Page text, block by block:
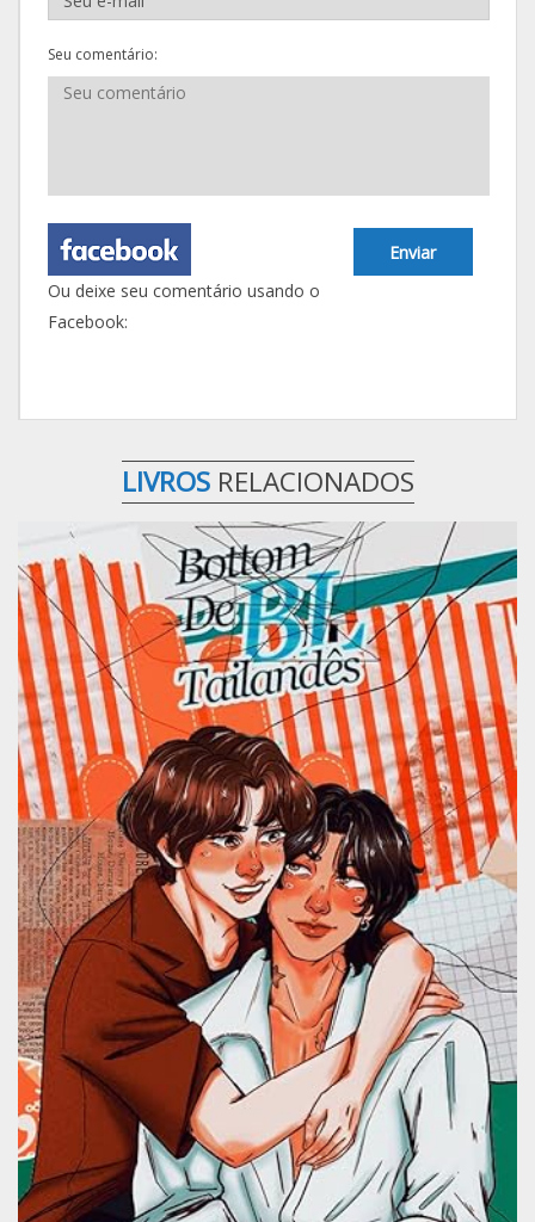
Seu comentário:
Enviar
Ou deixe seu comentário usando o
Facebook:
LIVROS RELACIONADOS